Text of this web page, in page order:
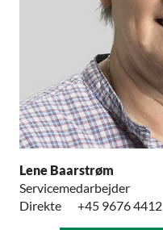
Lene Baarstrøm
Servicemedarbejder
Direkte
+45 9676 4412